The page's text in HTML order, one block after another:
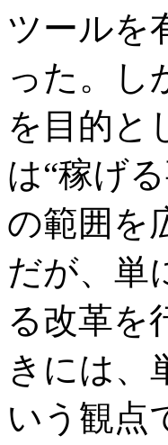
ツールを
った。し
を目的と
は“稼げ
の範囲を
だが、単
る改革を
きには、
いう観点